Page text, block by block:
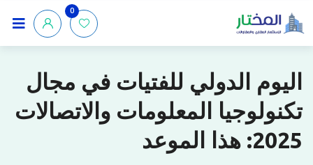
0
اليوم الدولي للفتيات في مجال
تكنولوجيا المعلومات والاتصالات
2025: هذا الموعد